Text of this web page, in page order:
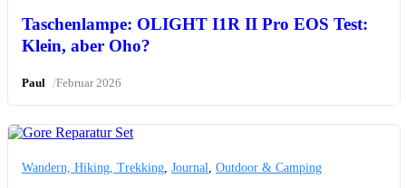
Taschenlampe: OLIGHT I1R II Pro EOS Test:
Klein, aber Oho?
Paul /Februar 2026
Wandern, Hiking, Trekking Journal Outdoor & Camping